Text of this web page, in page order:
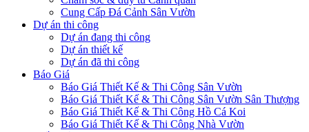
Cung Cấp Đá Cảnh Sân Vườn
Dự án thi công
Dự án đang thi công
Dự án thiết kế
Dự án đã thi công
Báo Giá
Báo Giá Thiết Kế & Thi Công Sân Vườn
Báo Giá Thiết Kế & Thi Công Sân Vườn Sân Thượng
Báo Giá Thiết Kế & Thi Công Hồ Cá Koi
Báo Giá Thiết Kế & Thi Công Nhà Vườn